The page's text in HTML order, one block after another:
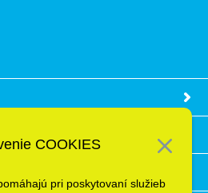
COOKIES
pri poskytovaní služieb